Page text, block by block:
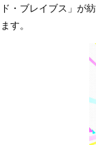
ド・ブレイブス」が
ます。